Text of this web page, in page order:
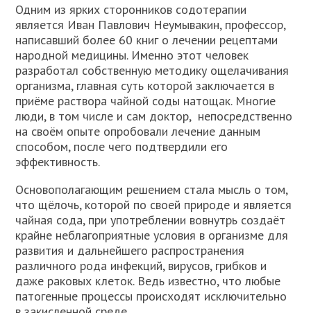
Одним из ярких сторонников содотерапии
является Иван Павлович Неумывакин, профессор,
написавший более 60 книг о лечении рецептами
народной медицины. Именно этот человек
разработал собственную методику ощелачивания
организма, главная суть которой заключается в
приёме раствора чайной соды натощак. Многие
люди, в том числе и сам доктор, непосредственно
на своём опыте опробовали лечение данным
способом, после чего подтвердили его
эффективность.
Основополагающим решением стала мысль о том,
что щёлочь, которой по своей природе и является
чайная сода, при употреблении вовнутрь создаёт
крайне неблагоприятные условия в организме для
развития и дальнейшего распространения
различного рода инфекций, вирусов, грибков и
даже раковых клеток. Ведь известно, что любые
патогенные процессы происходят исключительно